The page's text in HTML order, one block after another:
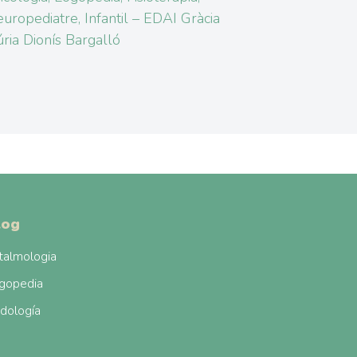
Infantil – EDAI Gràcia
Dionís Bargalló